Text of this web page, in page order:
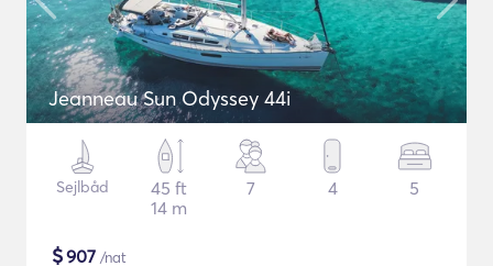
Jeanneau Sun Odyssey 44i
Sejlbåd
45 ft
14 m
7 4 5
$907 /nat